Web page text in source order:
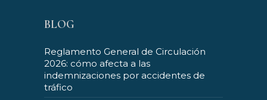
BLOG
Reglamento General de Circulación
2026: cómo afecta a las
indemnizaciones por accidentes de
tráfico